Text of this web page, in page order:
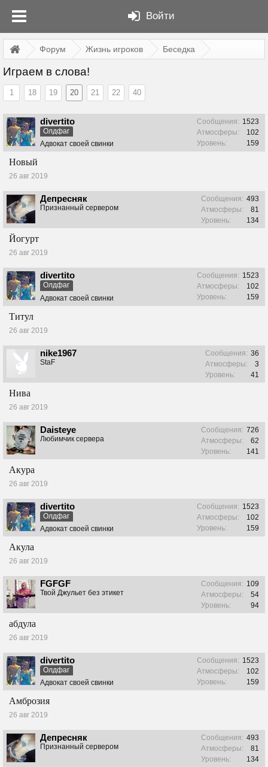
Войти
Форум Жизнь игроков Беседка
Играем в слова!
1 18 19 20 21 22 40
divertito
Олдфаг
Адвокат своей свинки
Сообщения: 1523
Атмосферы:
102
Уровень:
159
Новый
26 авг 2019
Депресняк
Признанный сервером
Сообщения: 493
Атмосферы:
81
Уровень:
134
Йогурт
26 авг 2019
divertito
Олдфаг
Адвокат своей свинки
Сообщения: 1523
Атмосферы:
102
Уровень:
159
Титул
26 авг 2019
nike1967
StaF
Сообщения: 36
Атмосферы:
3
Уровень:
41
Нива
26 авг 2019
Daisteye
Любимчик сервера
Сообщения: 726
Атмосферы:
62
Уровень:
141
Акура
26 авг 2019
divertito
Олдфаг
Адвокат своей свинки
Сообщения: 1523
Атмосферы:
102
Уровень:
159
Акула
26 авг 2019
FGFGF
Твой Джульет без этикет
Сообщения: 109
Атмосферы:
54
Уровень:
94
абдула
26 авг 2019
divertito
Олдфаг
Адвокат своей свинки
Сообщения: 1523
Атмосферы:
102
Уровень:
159
Амброзия
26 авг 2019
Депресняк
Признанный сервером
Сообщения: 493
Атмосферы:
81
Уровень:
134